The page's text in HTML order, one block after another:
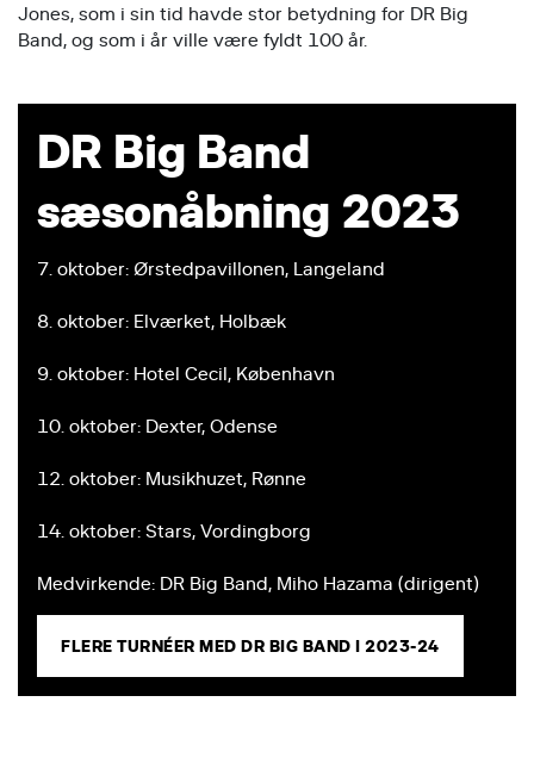
Jones, som i sin tid havde stor betydning for DR Big
Band, og som i år ville være fyldt 100 år.
DR Big Band
sæsonåbning 2023
7. oktober: Ørstedpavillonen, Langeland
8. oktober: Elværket, Holbæk
9. oktober: Hotel Cecil, København
10. oktober: Dexter, Odense
12. oktober: Musikhuzet, Rønne
14. oktober: Stars, Vordingborg
Medvirkende: DR Big Band, Miho Hazama (dirigent)
FLERE TURNÉER MED DR BIG BAND I 2023-24